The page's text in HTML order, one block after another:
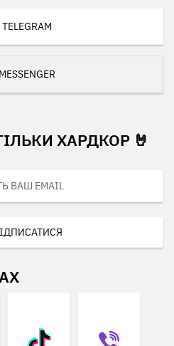
TELEGRAM
MESSENGER
ХАРДКОР 🤘